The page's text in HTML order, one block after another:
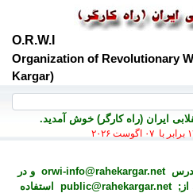
O.R.W.I
Organization of Revolutionary
Kargar)
ايران (راه کارگر) خوش آمديد.
آدرسorwi-info@rahekargar.net و در
از;public@rahekargar.net
استفاده